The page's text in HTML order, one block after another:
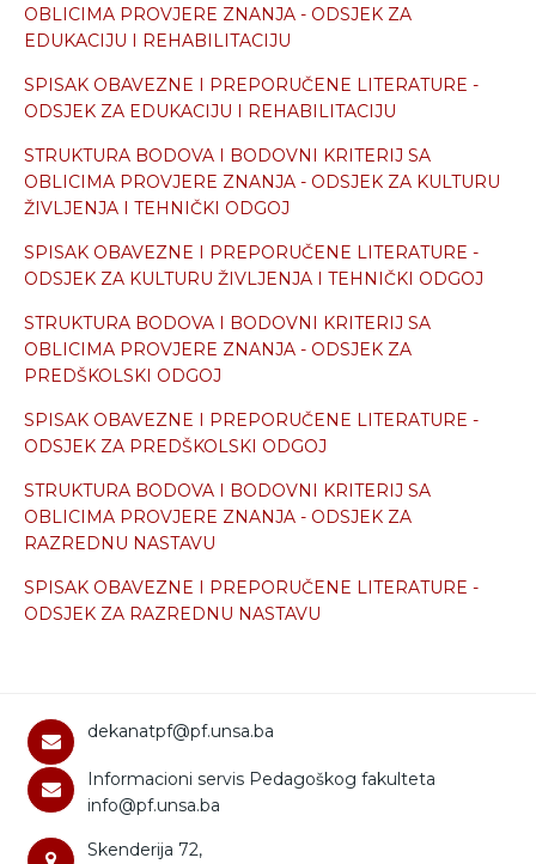
OBLICIMA PROVJERE ZNANJA - ODSJEK ZA
EDUKACIJU I REHABILITACIJU
SPISAK OBAVEZNE I PREPORUČENE LITERATURE -
ODSJEK ZA EDUKACIJU I REHABILITACIJU
STRUKTURA BODOVA I BODOVNI KRITERIJ SA
OBLICIMA PROVJERE ZNANJA - ODSJEK ZA KULTURU
ŽIVLJENJA I TEHNIČKI ODGOJ
SPISAK OBAVEZNE I PREPORUČENE LITERATURE -
ODSJEK ZA KULTURU ŽIVLJENJA I TEHNIČKI ODGOJ
STRUKTURA BODOVA I BODOVNI KRITERIJ SA
OBLICIMA PROVJERE ZNANJA - ODSJEK ZA
PREDŠKOLSKI ODGOJ
SPISAK OBAVEZNE I PREPORUČENE LITERATURE -
ODSJEK ZA PREDŠKOLSKI ODGOJ
STRUKTURA BODOVA I BODOVNI KRITERIJ SA
OBLICIMA PROVJERE ZNANJA - ODSJEK ZA
RAZREDNU NASTAVU
SPISAK OBAVEZNE I PREPORUČENE LITERATURE -
ODSJEK ZA RAZREDNU NASTAVU
dekanatpf@pf.unsa.ba
Informacioni servis Pedagoškog fakulteta
info@pf.unsa.ba
Skenderija 72,